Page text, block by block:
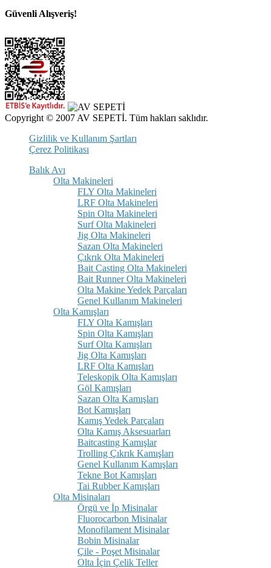
Güvenli Alışveriş!
Copyright © 2007 AV SEPETİ. Tüm hakları saklıdır.
Gizlilik ve Kullanım Şartları
Çerez Politikası
Balık Avı
Olta Makineleri
FLY Olta Makineleri
LRF Olta Makineleri
Spin Olta Makineleri
Surf Olta Makineleri
Jig Olta Makineleri
Sazan Olta Makineleri
Çıkrık Olta Makineleri
Bait Casting Olta Makineleri
Bait Runner Olta Makineleri
Olta Makine Yedek Parçaları
Genel Kullanım Makineleri
Olta Kamışları
FLY Olta Kamışları
Spin Olta Kamışları
Surf Olta Kamışları
Jig Olta Kamışları
LRF Olta Kamışları
Teleskopik Olta Kamışları
Göl Kamışları
Sazan Olta Kamışları
Bot Kamışları
Kamış Yedek Parçaları
Olta Kamış Aksesuarları
Baitcasting Kamışlar
Trolling Çıkrık Kamışları
Genel Kullanım Kamışları
Tekne Bot Kamışları
Tai Rubber Kamışları
Olta Misinaları
Örgü ve İp Misinalar
Fluorocarbon Misinalar
Monofilament Misinalar
Bobin Misinalar
Çile - Poşet Misinalar
Olta İçin Çelik Teller